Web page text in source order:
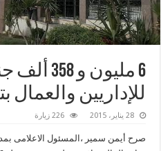
6 مليون و
للإداريين
28 يناير، 2015 226 زيارة
صرح أيمن سمير ،المسئول الاعلامى